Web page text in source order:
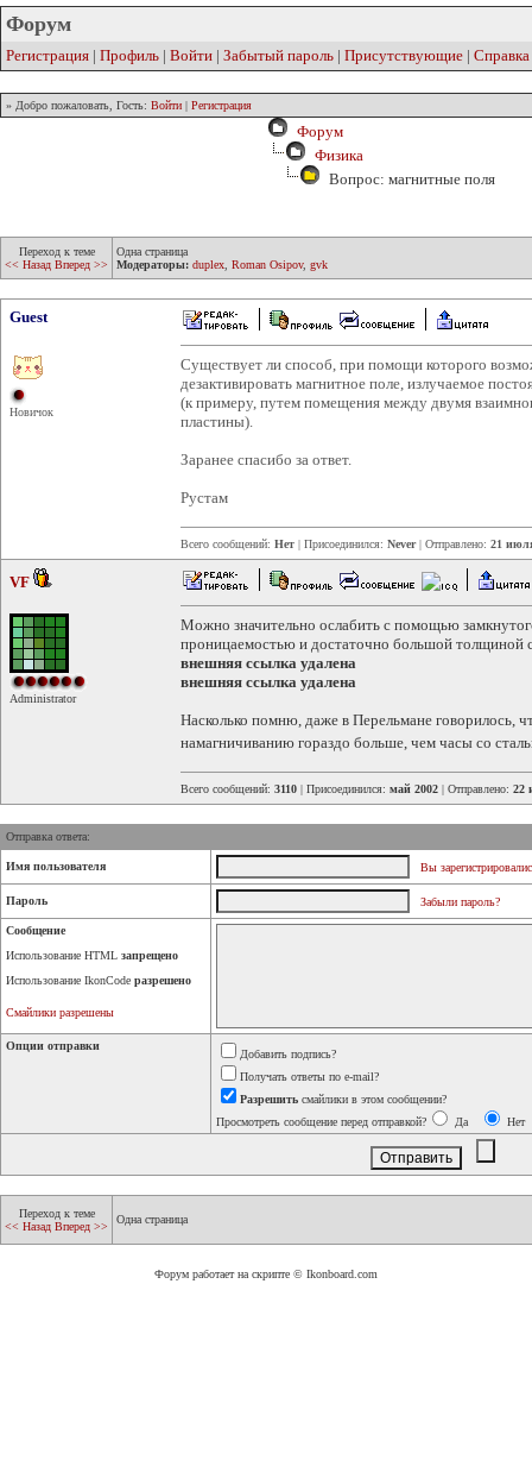
Форум
Регистрация | Профиль | Войти | Забытый пароль | Присутствующие | Справка
» Добро пожаловать, Гость: Войти | Регистрация
Форум
Физика
Вопрос: магнитные поля
Переход к теме
<< Назад Вперед >>
Одна страница
Модераторы: duplex Roman Osipov, gvk
Guest
Новичок
Существует ли способ, при помощи которого
дезактивировать магнитное поле, излучаемое
(к примеру, путем помещения между двумя
пластины).
Заранее спасибо за ответ.
Рустам
Всего сообщений: Нет | Присоединился: Never| Отправлено: 21
VF
Administrator
Можно значительно ослабить с помощью
проницаемостью и достаточно большой толщиной
внешняя ссылка удалена
внешняя ссылка удалена
Насколько помню, даже в Перельмане говорилось,
намагничиванию гораздо больше, чем часы со
Всего сообщений: 3110 | Присоединился: май 2002 | Отправлено: 22
Отправка ответа:
Имя пользователя Вы
Пароль Забыли пароль?
Сообщение
Использование HTML запрещено
Использование IkonCode разрешено
Смайлики разрешены
Опции отправки
Добавить подпись?
Получать ответы по e-mail?
Разрешить смайлики в этом сообщении?
Просмотреть сообщение перед отправкой?
Да Нет
Переход к теме
<< Назад Вперед >>
Одна страница
Форум работает на скрипте © Ikonboard.com